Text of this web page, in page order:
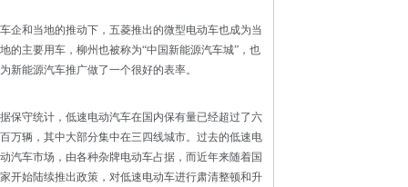
车企和当地的推动下，五菱推出的微型电动车也成为当
地的主要用车，柳州也被称为“中国新能源汽车城”，也
为新能源汽车推广做了一个很好的表率。
据保守统计，低速电动汽车在国内保有量已经超过了六
百万辆，其中大部分集中在三四线城市。过去的低速电
动汽车市场，由各种杂牌电动车占据，而近年来随着国
家开始陆续推出政策，对低速电动车进行肃清整顿和升